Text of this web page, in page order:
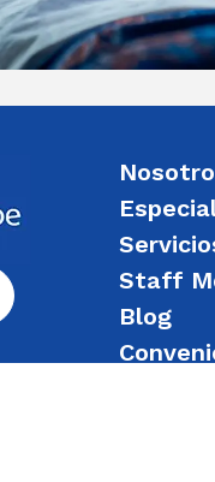
Staff
Blog